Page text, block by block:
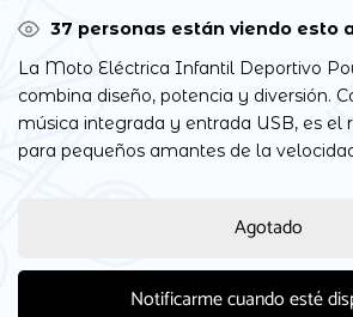
37 personas están viendo esto
La Moto Eléctrica Infantil Deportivo
combina diseño, potencia y diversión.
música integrada y entrada USB, es el
para pequeños amantes de la
Agotado
Notificarme cuando esté